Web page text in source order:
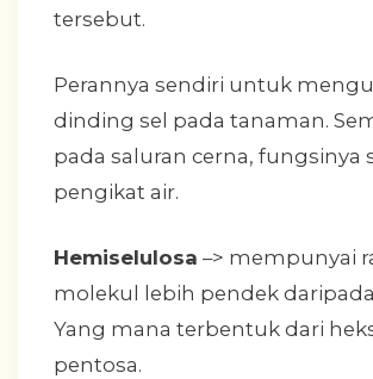
tersebut.
Perannya sendiri untuk
dinding sel pada tanaman.
pada saluran cerna, fungsinya
pengikat air.
Hemiselulosa –> mempunyai
molekul lebih pendek
Yang mana terbentuk dari
pentosa.